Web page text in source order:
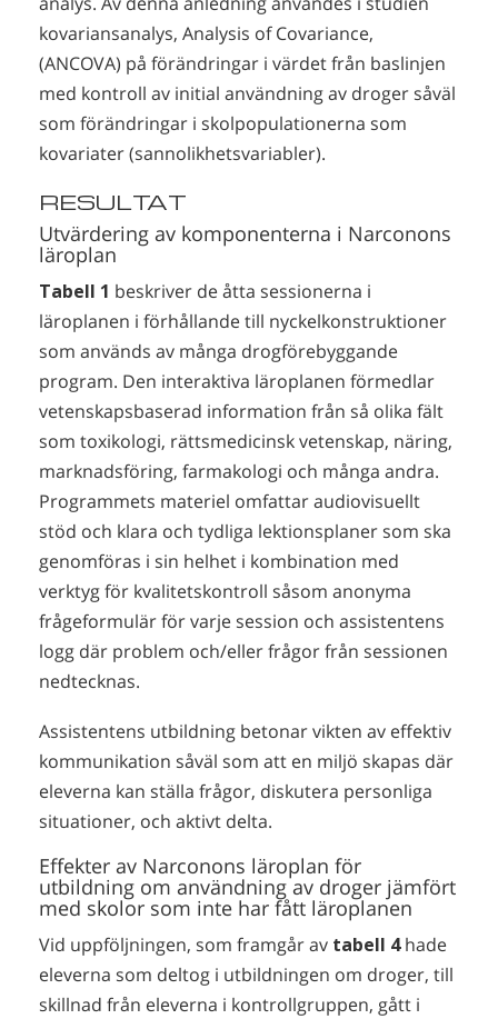
kovariansanalys, Analysis of Covariance,
(ANCOVA) på förändringar i värdet från baslinjen
med kontroll av initial användning av droger såväl
som förändringar i skolpopulationerna som
kovariater (sannolikhetsvariabler).
RESULTAT
Utvärdering av komponenterna i Narconons
läroplan
Tabell 1 beskriver de åtta sessionerna i
läroplanen i förhållande till nyckelkonstruktioner
som används av många drogförebyggande
program. Den interaktiva läroplanen förmedlar
vetenskapsbaserad information från så olika fält
som toxikologi, rättsmedicinsk vetenskap, näring,
marknadsföring, farmakologi och många andra.
Programmets materiel omfattar audiovisuellt
stöd och klara och tydliga lektionsplaner som ska
genomföras i sin helhet i kombination med
verktyg för kvalitetskontroll såsom anonyma
frågeformulär för varje session och assistentens
logg där problem och/eller frågor från sessionen
nedtecknas.
Assistentens utbildning betonar vikten av effektiv
kommunikation såväl som att en miljö skapas där
eleverna kan ställa frågor, diskutera personliga
situationer, och aktivt delta.
Effekter av Narconons läroplan för
utbildning om användning av droger jämfört
med skolor som inte har fått läroplanen
Vid uppföljningen, som framgår av tabell 4hade
eleverna som deltog i utbildningen om droger, till
skillnad från eleverna i kontrollgruppen, gått i